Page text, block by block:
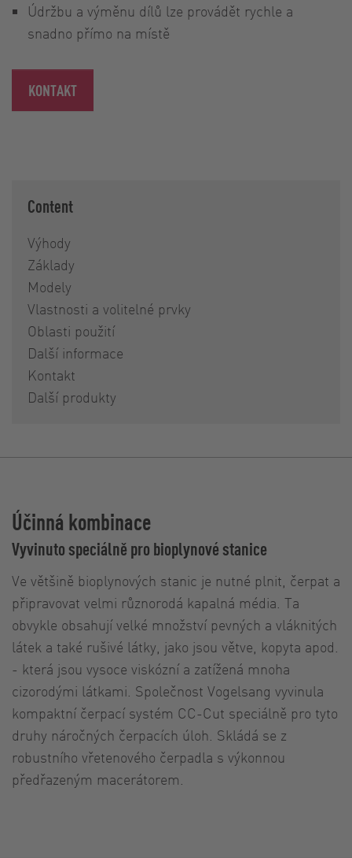
Údržbu a výměnu dílů lze provádět rychle a
snadno přímo na místě
KONTAKT
Content
Výhody
Základy
Modely
Vlastnosti a volitelné prvky
Oblasti použití
Další informace
Kontakt
Další produkty
Účinná kombinace
Vyvinuto speciálně pro bioplynové stanice
Ve většině bioplynových stanic je nutné plnit, čerpat a
připravovat velmi různorodá kapalná média. Ta
obvykle obsahují velké množství pevných a vláknitých
látek a také rušivé látky, jako jsou větve, kopyta apod.
- která jsou vysoce viskózní a zatížená mnoha
cizorodými látkami. Společnost Vogelsang vyvinula
kompaktní čerpací systém CC-Cut speciálně pro tyto
druhy náročných čerpacích úloh. Skládá se z
robustního vřetenového čerpadla s výkonnou
předřazeným macerátorem.